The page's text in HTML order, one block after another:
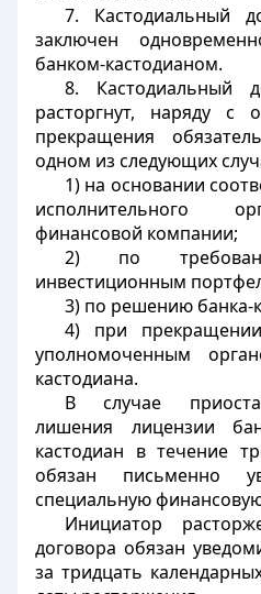
7. Кастодиальный
заключен
банком-кастодианом.
8. Кастодиальный
расторгнут, наряду с
прекращения
одном из следующих
1) на основании
исполнительного
финансовой компании;
2) по
инвестиционным
3) по решению банка-
4) при
уполномоченным
кастодиана.
В случае
лишения лицензии
кастодиан в течение
обязан письменно
специальную
Инициатор
договора обязан
за тридцать